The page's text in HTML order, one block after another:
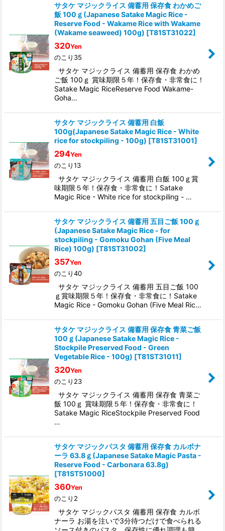
サタケ マジックライス 備蓄用 保存食 わかめご
飯 100ｇ(Japanese Satake Magic Rice -
Reserve Food - Wakame Rice with Wakame
(Wakame seaweed) 100g) [T81ST31022]
320Yen
のこり35
サタケ マジックライス 備蓄用 保存食 わかめ
ご飯 100ｇ 賞味期限５年！保存食・非常食に！
Satake Magic RiceReserve Food Wakame-
Goha…
サタケ マジックライス 備蓄用 白飯
100g(Japanese Satake Magic Rice - White
rice for stockpiling - 100g) [T81ST31001]
294Yen
のこり13
サタケ マジックライス 備蓄用 白飯 100ｇ賞
味期限５年！保存食・非常食に！Satake
Magic Rice - White rice for stockpiling - …
サタケ マジックライス 備蓄用 五目ご飯 100ｇ
(Japanese Satake Magic Rice - for
stockpiling - Gomoku Gohan (Five Meal
Rice) 100g) [T81ST31002]
357Yen
のこり40
サタケ マジックライス 備蓄用 五目ご飯 100
ｇ賞味期限５年！保存食・非常食に！Satake
Magic Rice - Gomoku Gohan (Five Meal Ric…
サタケ マジックライス 備蓄用 保存食 青菜ご飯
100ｇ(Japanese Satake Magic Rice -
Stockpile Preserved Food - Green
Vegetable Rice - 100g) [T81ST31011]
320Yen
のこり23
サタケ マジックライス 備蓄用 保存食 青菜ご
飯 100ｇ 賞味期限５年！保存食・非常食に！
Satake Magic RiceStockpile Preserved Food
…
サタケ マジックパスタ 備蓄用 保存食 カルボナ
ーラ 63.8ｇ(Japanese Satake Magic Pasta -
Reserve Food - Carbonara 63.8g)
[T81ST51000]
360Yen
のこり2
サタケ マジックパスタ 備蓄用 保存食 カルボ
ナーラ お湯を注いで3分待つだけで食べられる